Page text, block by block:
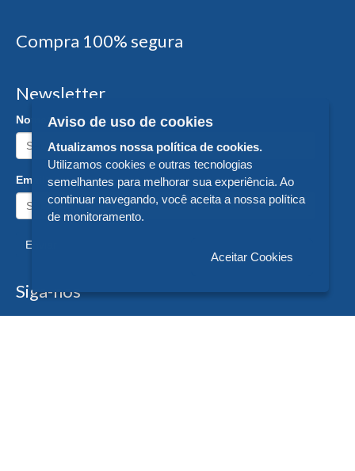
Compra 100% segura
Newsletter
Nome:
Email:
Enviar
Siga-nos
Aviso de uso de cookies
Atualizamos nossa política de cookies.
Utilizamos cookies e outras tecnologias
semelhantes para melhorar sua experiência. Ao
continuar navegando, você aceita a nossa política
de monitoramento.
Aceitar Cookies